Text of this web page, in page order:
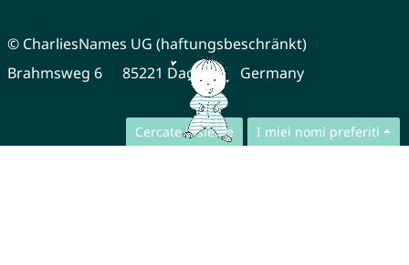
Cercate insieme I miei nomi preferiti
© CharliesNames UG (haftungsbeschränkt)
Brahmsweg 6
85221 Dachau Germany